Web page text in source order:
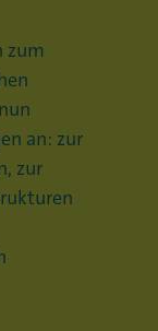
zum
an: zur
zur